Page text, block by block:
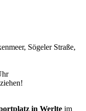
Sögeler Straße,
in Werlte im